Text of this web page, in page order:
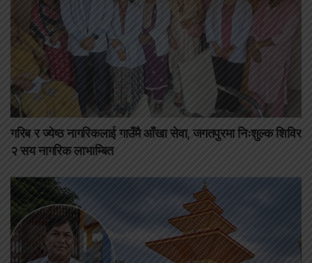
गरिब र ज्येष्ठ नागरिकलाई गाउँमै आँखा सेवा, जगतपुरमा निःशुल्क शिविर
२ सय नागरिक लाभाम्बित